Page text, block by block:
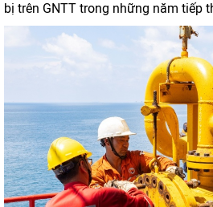
bị trên GNTT trong những năm tiếp